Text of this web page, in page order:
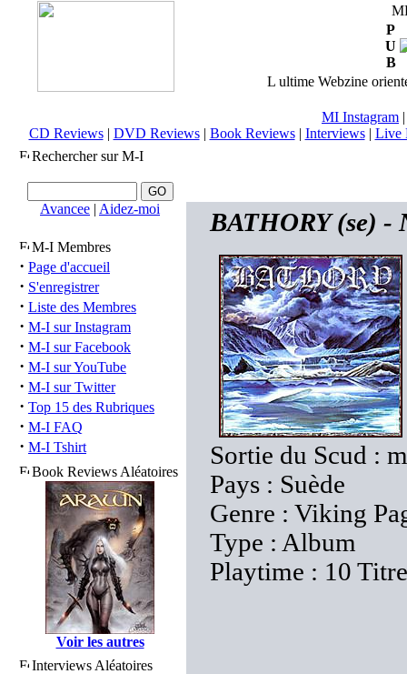
P
U
B
L ultime Webzine
MI Instagram
CD Reviews| DVD Reviews| Book Reviews| Interviews| Live
Rechercher sur M-I
Avancee | Aidez-moi
M-I Membres
· Page d'accueil
· S'enregistrer
· Liste des Membres
· M-I sur Instagram
· M-I sur Facebook
· M-I sur YouTube
· M-I sur Twitter
· Top 15 des Rubriques
· M-I FAQ
· M-I Tshirt
Book Reviews Aléatoires
Voir les autres
Interviews Aléatoires
BATHORY (se)
Sortie du Scud :
Pays : Suède
Genre : Viking
Type : Album
Playtime : 10